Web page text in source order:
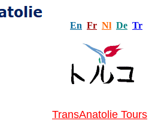
En Fr Nl De Tr
TransAnatolie Tours